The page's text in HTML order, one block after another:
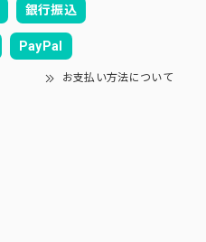
銀行振込
PayPal
お支払い方法について